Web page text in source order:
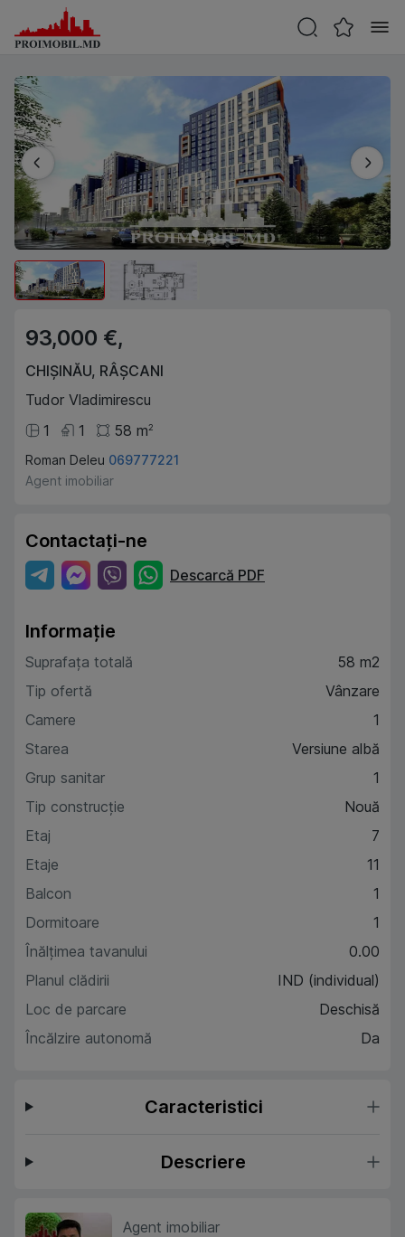
93,000 €,
CHIȘINĂU, RÂȘCANI
Tudor Vladimirescu
1
1 58 m2
Roman Deleu 069777221
Agent imobiliar
Contactați-ne
Descarcă PDF
Informație
Suprafața totală
58 m2
Tip ofertă
Vânzare
Camere
1
Starea
Versiune albă
Grup sanitar
1
Tip construcție
Nouă
Etaj
7
Etaje
11
Balcon
1
Dormitoare
1
Înălțimea tavanului
0.00
Planul clădirii
IND (individual)
Loc de parcare
Deschisă
Încălzire autonomă
Da
Caracteristici
Descriere
Agent imobiliar